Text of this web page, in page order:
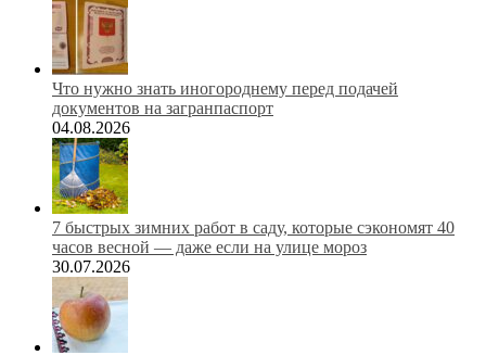
Что нужно знать иногороднему перед подачей
документов на загранпаспорт
04.08.2026
7 быстрых зимних работ в саду, которые сэкономят 40
часов весной — даже если на улице мороз
30.07.2026